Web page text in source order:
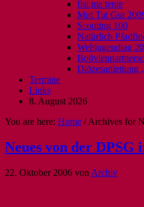
fisi ma tente
Mut Tut Gut
Scouting 100
Natürlich
Weltjugendtag
Diözesanleitung
Termine
Links
8. August 2026
You are here: Home /Archives for
Neues von der DPSG
22. Oktober 2006 von Archiv